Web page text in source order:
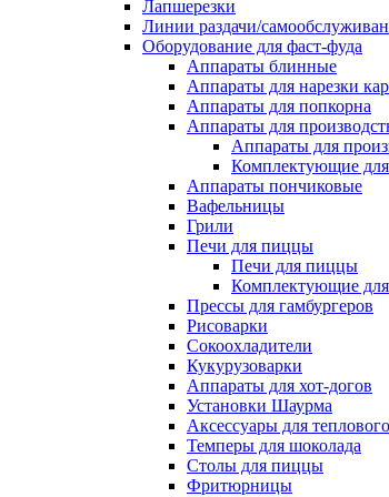
Лапшерезки
Линии раздачи/
Оборудование для фаст-фуда
Аппараты блинные
Аппараты для нарезки
Аппараты для попкорна
Аппараты для
Аппараты для
Комплектующие для
Аппараты пончиковые
Вафельницы
Грили
Печи для пиццы
Печи для пиццы
Комплектующие
Прессы для гамбургеров
Рисоварки
Сокоохладители
Кукурузоварки
Аппараты для хот-догов
Установки Шаурма
Аксессуары для
Темперы для шоколада
Столы для пиццы
Фритюрницы